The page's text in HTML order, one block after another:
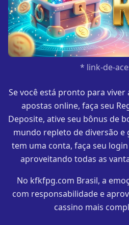
* link-de-
Se você está pronto para
apostas online, faça seu
Deposite, ative seu bônus de
mundo repleto de diversão e
tem uma conta, faça seu
aproveitando todas as
No kfkfpg.com Brasil, a
com responsabilidade e
cassino mais